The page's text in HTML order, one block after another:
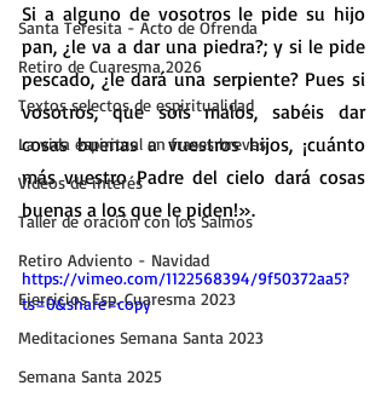
Santa Teresita - Acto de Ofrenda
Retiro de Cuaresma 2026
Textos selectos de espiritualidad
La vida espiritual en frases breves
Vídeos de interés
Taller de oración con los Salmos
Retiro Adviento - Navidad
Ejercicios Esp. Cuaresma 2023
Meditaciones Semana Santa 2023
Semana Santa 2025
Si a alguno de vosotros le pide su hijo
pan, ¿le va a dar una piedra?; y si le pide
pescado, ¿le dará una serpiente? Pues si
vosotros, que sois malos, sabéis dar
cosas buenas a vuestros hijos, ¡cuánto
más vuestro Padre del cielo dará cosas
buenas a los que le piden!».
https://vimeo.com/1122568394/9f50372aa5?
ts=0&share=copy